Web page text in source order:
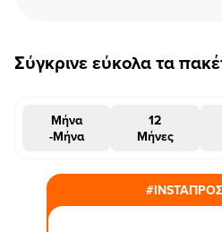
Σύγκρινε εύκολα τα
Μήνα
-Μήνα
12
Μήνες